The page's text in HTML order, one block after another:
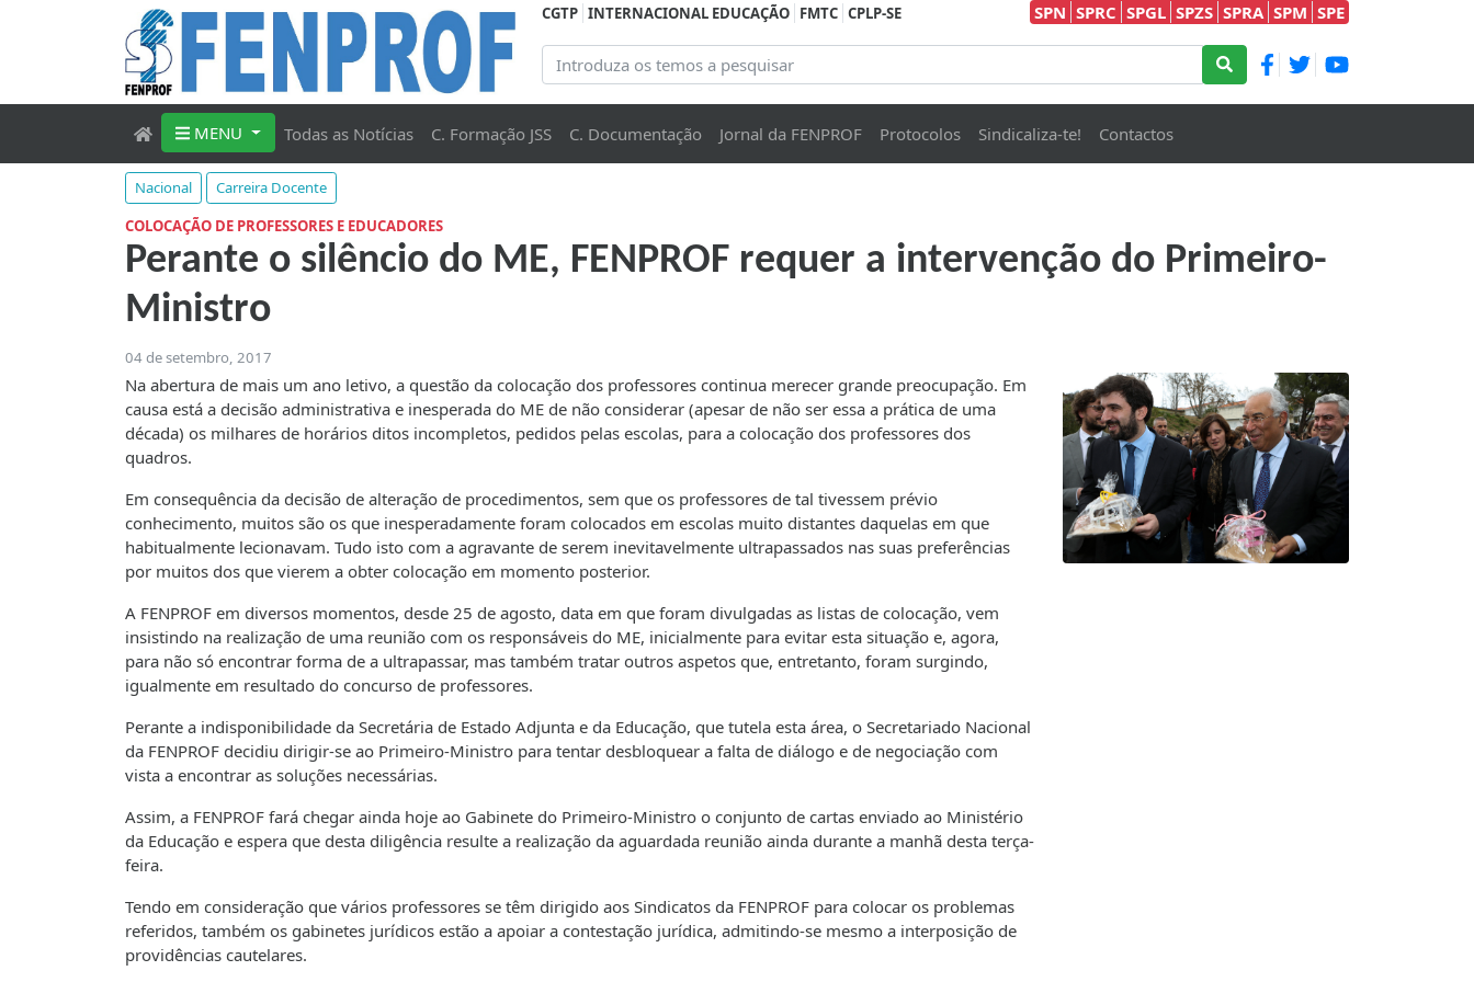
CGTP INTERNACIONAL EDUCAÇÃO FMTC CPLP-SE SPN SPRC SPGL SPZS SPRA SPM SPE
MENU Todas as Notícias C. Formação JSS C. Documentação Jornal da FENPROF Protocolos Sindicaliza-te! Contactos
Nacional
Carreira Docente
COLOCAÇÃO DE PROFESSORES E EDUCADORES
Perante o silêncio do ME, FENPROF requer a intervenção do Primeiro-
Ministro
04 de setembro, 2017
Na abertura de mais um ano letivo, a questão da colocação dos professores continua merecer grande preocupação. Em
causa está a decisão administrativa e inesperada do ME de não considerar (apesar de não ser essa a prática de uma
década) os milhares de horários ditos incompletos, pedidos pelas escolas, para a colocação dos professores dos
quadros.
Em consequência da decisão de alteração de procedimentos, sem que os professores de tal tivessem prévio
conhecimento, muitos são os que inesperadamente foram colocados em escolas muito distantes daquelas em que
habitualmente lecionavam. Tudo isto com a agravante de serem inevitavelmente ultrapassados nas suas preferências
por muitos dos que vierem a obter colocação em momento posterior.
A FENPROF em diversos momentos, desde 25 de agosto, data em que foram divulgadas as listas de colocação, vem
insistindo na realização de uma reunião com os responsáveis do ME, inicialmente para evitar esta situação e, agora,
para não só encontrar forma de a ultrapassar, mas também tratar outros aspetos que, entretanto, foram surgindo,
igualmente em resultado do concurso de professores.
Perante a indisponibilidade da Secretária de Estado Adjunta e da Educação, que tutela esta área, o Secretariado Nacional
da FENPROF decidiu dirigir-se ao Primeiro-Ministro para tentar desbloquear a falta de diálogo e de negociação com
vista a encontrar as soluções necessárias.
Assim, a FENPROF fará chegar ainda hoje ao Gabinete do Primeiro-Ministro o conjunto de cartas enviado ao Ministério
da Educação e espera que desta diligência resulte a realização da aguardada reunião ainda durante a manhã desta terça-
feira.
Tendo em consideração que vários professores se têm dirigido aos Sindicatos da FENPROF para colocar os problemas
referidos, também os gabinetes jurídicos estão a apoiar a contestação jurídica, admitindo-se mesmo a interposição de
providências cautelares.